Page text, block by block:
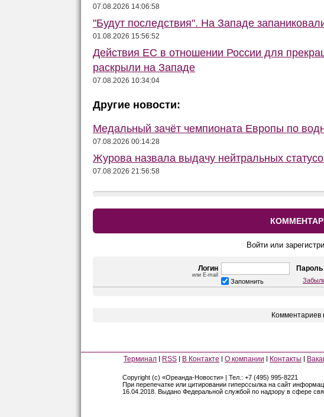
07.08.2026 14:06:58
"Будут последствия". На Западе
01.08.2026 15:56:52
Действия ЕС в отношении России для
раскрыли на Западе
07.08.2026 10:34:04
Другие новости:
Медальный зачёт чемпионата Европы по
07.08.2026 00:14:28
Журова назвала выдачу нейтральных
07.08.2026 21:56:58
Войти или
Логин
или E-mail
Пароль
Запомнить
Комментариев
Терминал RSS В Контакте О компании Контакты
Copyright (c) «Ореанда-Новости» | Тел.: +7 (495) 995-8221
При перепечатке или цитировании гиперссылка на сайт
16.04.2018. Выдано Федеральной службой по надзору в сфере